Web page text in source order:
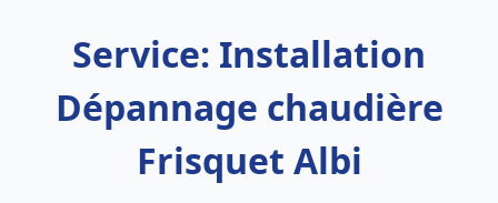
Service: Installation
Dépannage chaudière
Frisquet Albi